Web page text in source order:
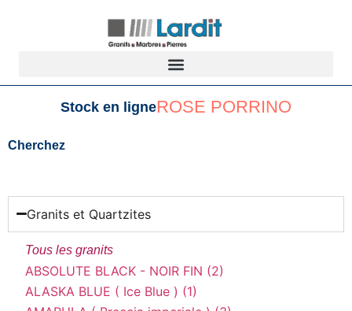
Stock en ligneROSE PORRINO
Cherchez
Granits et Quartzites
Tous les granits
ABSOLUTE BLACK - NOIR FIN (2)
ALASKA BLUE ( Ice Blue ) (1)